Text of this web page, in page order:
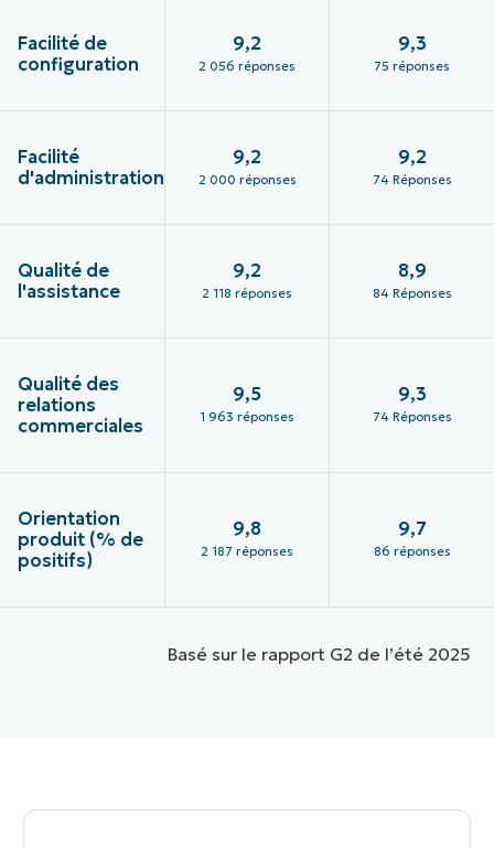
Facilité de
configuration
9,2
2 056 réponses
9,3
75 réponses
Facilité
d'administration
9,2
2 000 réponses
9,2
74 Réponses
Qualité de
l'assistance
9,2
2 118 réponses
8,9
84 Réponses
Qualité des
relations
commerciales
9,5
1 963 réponses
9,3
74 Réponses
Orientation
produit (% de
positifs)
9,8
2 187 réponses
9,7
86 réponses
Basé sur le rapport G2 de l’été 2025